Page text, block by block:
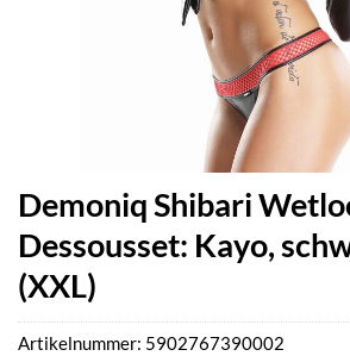
Demoniq Shibari
Dessousset: Kayo,
(XXL)
Artikelnummer: 5902767390002